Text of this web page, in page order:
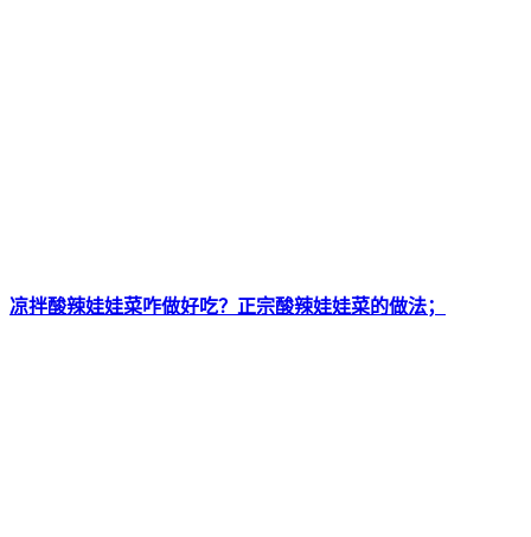
凉拌酸辣娃娃菜咋做好吃？正宗酸辣娃娃菜的做法；